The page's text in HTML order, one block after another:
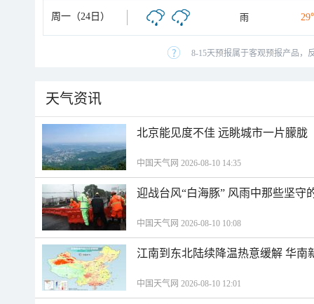
周一（24日） 雨
8-15天预报属于客观预报产品，
天气资讯
北京能见度不佳 远眺城市一片朦胧
中国天气网 2026-08-10 14:35
迎战台风“白海豚” 风雨中那些坚守
中国天气网 2026-08-10 10:08
江南到东北陆续降温热意缓解 华南
中国天气网 2026-08-10 12:01